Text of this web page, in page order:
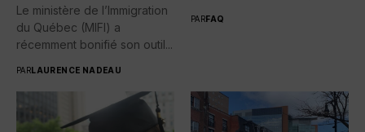
Le ministère de l’Immigration
du Québec (MIFI) a
récemment bonifié son outil...
PARLAURENCE NADEAU
PARFAQ